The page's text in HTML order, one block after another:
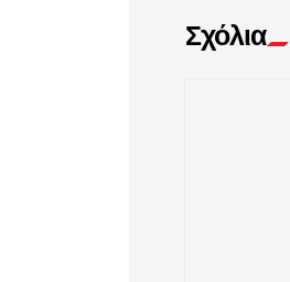
Σχόλια